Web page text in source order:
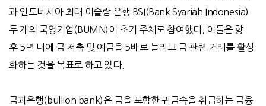
과 인도네시아 최대 이슬람 은행 BSI(Bank Syariah Indonesia)
두 개의 국영기업(BUMN)이 초기 주체로 참여했다. 이들은 향
후5년 내에 금 저축 및 예금을5배로 늘리고 금 관련 거래를 활성
화하는 것을 목표로 하고 있다.
금괴은행(bullion bank)은 금을 포함한 귀금속을 취급하는 금융